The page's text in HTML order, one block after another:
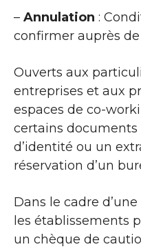
– Annulation :
confirmer auprès de
Ouverts aux
entreprises et aux
espaces de co-
certains
d’identité ou un
réservation d’un
Dans le cadre
les établissements
un chèque de